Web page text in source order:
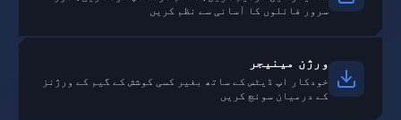
سرور فائلوں کا آسانی سے نظم کریں
ورژن مینیجر
خودکار اپ ڈیٹس کے ساتھ بغیر کسی کوشش کے گیم کے ورژنز
کے درمیان سوئچ کریں